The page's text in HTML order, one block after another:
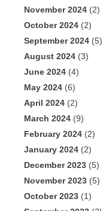
November 2024 (2)
October 2024 (2)
September 2024 (5)
August 2024 (3)
June 2024 (4)
May 2024 (6)
April 2024 (2)
March 2024 (9)
February 2024 (2)
January 2024 (2)
December 2023 (5)
November 2023 (5)
October 2023 (1)